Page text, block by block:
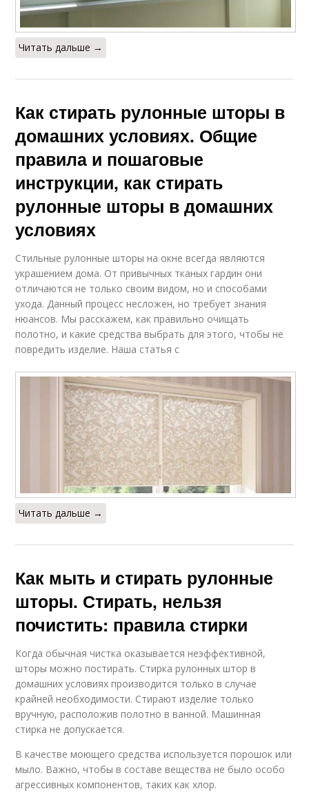
Читать дальше →
Как стирать рулонные шторы в
домашних условиях. Общие
правила и пошаговые
инструкции, как стирать
рулонные шторы в домашних
условиях
Стильные рулонные шторы на окне всегда являются
украшением дома. От привычных тканых гардин они
отличаются не только своим видом, но и способами
ухода. Данный процесс несложен, но требует знания
нюансов. Мы расскажем, как правильно очищать
полотно, и какие средства выбрать для этого, чтобы не
повредить изделие. Наша статья с
Читать дальше →
Как мыть и стирать рулонные
шторы. Стирать, нельзя
почистить: правила стирки
Когда обычная чистка оказывается неэффективной,
шторы можно постирать. Стирка рулонных штор в
домашних условиях производится только в случае
крайней необходимости. Стирают изделие только
вручную, расположив полотно в ванной. Машинная
стирка не допускается.
В качестве моющего средства используется порошок или
мыло. Важно, чтобы в составе вещества не было особо
агрессивных компонентов, таких как хлор.